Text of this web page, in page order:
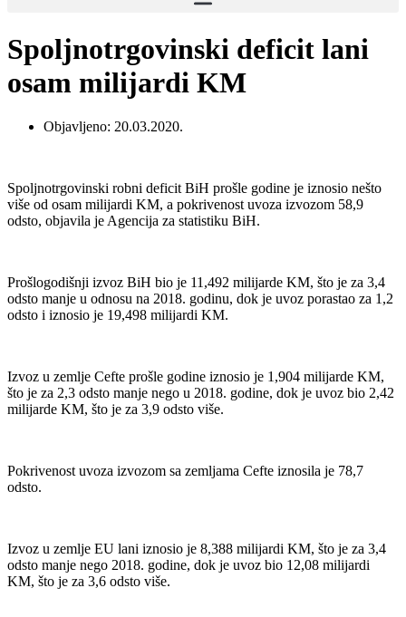
Spoljnotrgovinski deficit lani
osam milijardi KM
Objavljeno: 20.03.2020.
Spoljnotrgovinski robni deficit BiH prošle godine je iznosio nešto
više od osam milijardi KM, a pokrivenost uvoza izvozom 58,9
odsto, objavila je Agencija za statistiku BiH.
Prošlogodišnji izvoz BiH bio je 11,492 milijarde KM, što je za 3,4
odsto manje u odnosu na 2018. godinu, dok je uvoz porastao za 1,2
odsto i iznosio je 19,498 milijardi KM.
Izvoz u zemlje Cefte prošle godine iznosio je 1,904 milijarde KM,
što je za 2,3 odsto manje nego u 2018. godine, dok je uvoz bio 2,42
milijarde KM, što je za 3,9 odsto više.
Pokrivenost uvoza izvozom sa zemljama Cefte iznosila je 78,7
odsto.
Izvoz u zemlje EU lani iznosio je 8,388 milijardi KM, što je za 3,4
odsto manje nego 2018. godine, dok je uvoz bio 12,08 milijardi
KM, što je za 3,6 odsto više.